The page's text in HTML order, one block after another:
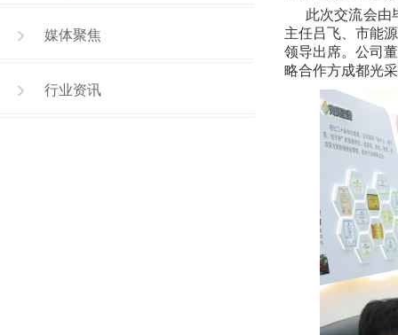
媒体聚焦
行业资讯
此次交流会由
主任吕飞、市能
领导出席。公司
略合作方成都光